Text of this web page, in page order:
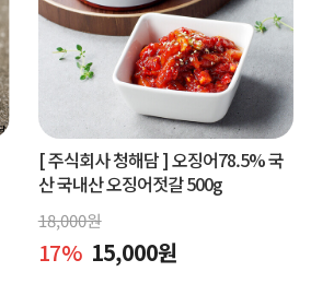
[ 주식회사 청해담 ]오징어78.5% 국
산 국내산 오징어젓갈 500g
18,000원
17% 15,000원